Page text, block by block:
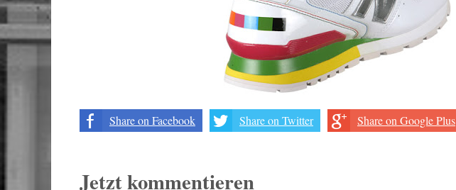
Share on Facebook Share on Twitter Share on Google Plus
Jetzt kommentieren